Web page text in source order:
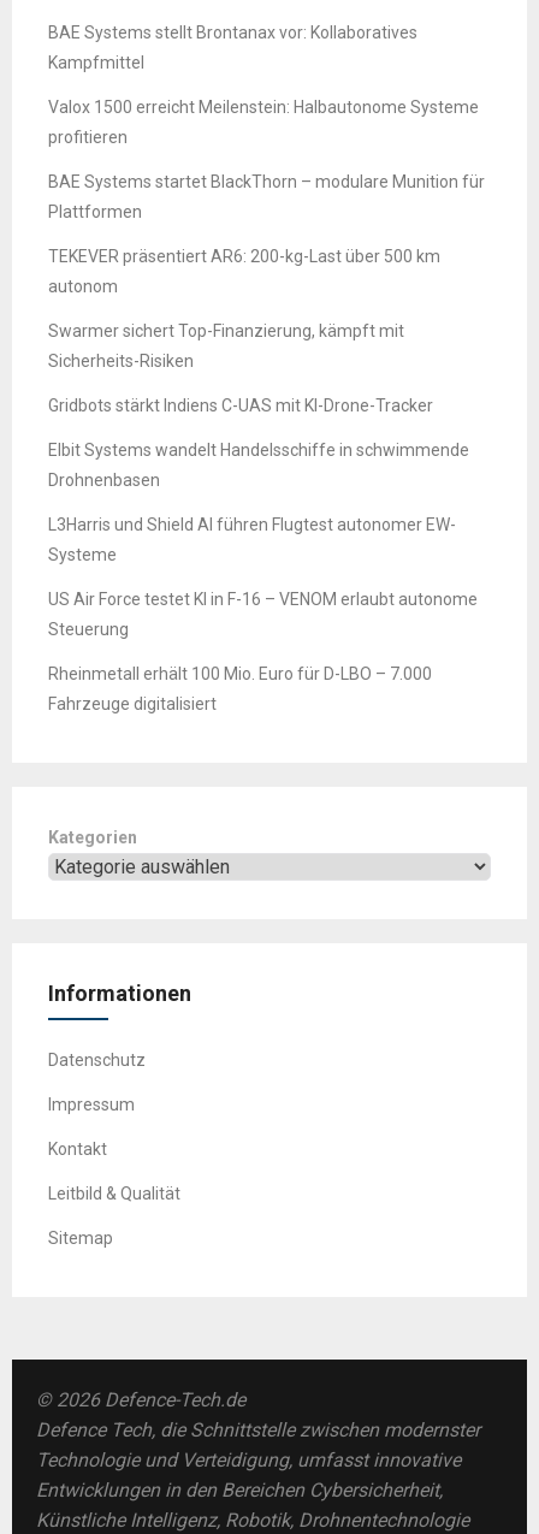
BAE Systems stellt Brontanax vor: Kollaboratives
Kampfmittel
Valox 1500 erreicht Meilenstein: Halbautonome Systeme
profitieren
BAE Systems startet BlackThorn – modulare Munition für
Plattformen
TEKEVER präsentiert AR6: 200-kg-Last über 500 km
autonom
Swarmer sichert Top-Finanzierung, kämpft mit
Sicherheits-Risiken
Gridbots stärkt Indiens C-UAS mit KI-Drone-Tracker
Elbit Systems wandelt Handelsschiffe in schwimmende
Drohnenbasen
L3Harris und Shield AI führen Flugtest autonomer EW-
Systeme
US Air Force testet KI in F-16 – VENOM erlaubt autonome
Steuerung
Rheinmetall erhält 100 Mio. Euro für D-LBO – 7.000
Fahrzeuge digitalisiert
Kategorien
Informationen
Datenschutz
Impressum
Kontakt
Leitbild & Qualität
Sitemap
© 2026 Defence-Tech.de
Defence Tech, die Schnittstelle zwischen modernster
Technologie und Verteidigung, umfasst innovative
Entwicklungen in den Bereichen Cybersicherheit,
Künstliche Intelligenz, Robotik, Drohnentechnologie